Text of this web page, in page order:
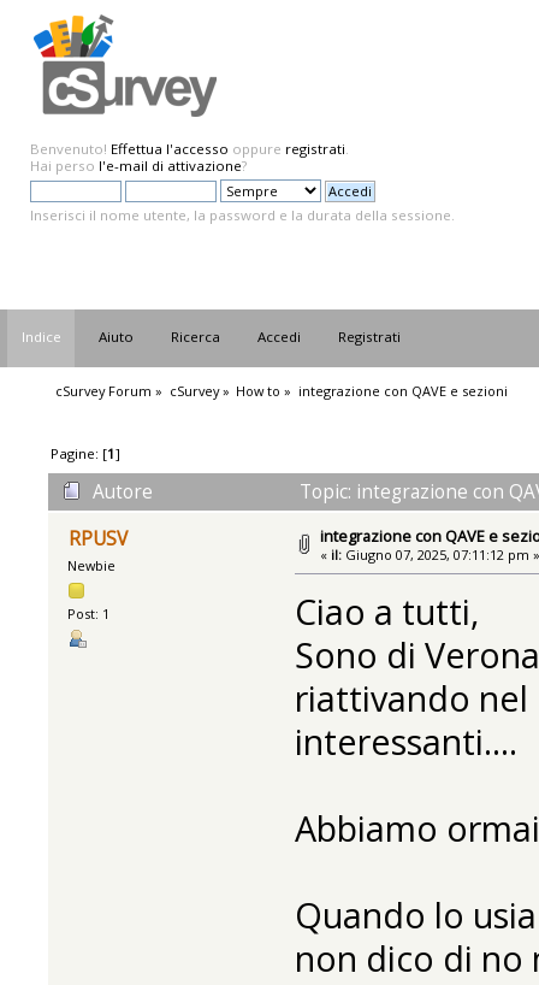
Benvenuto! Effettua l'accesso oppure registrati.
Hai perso l'e-mail di attivazione?
Inserisci il nome utente, la password e la durata della sessione.
Indice Aiuto Ricerca Accedi Registrati
cSurvey Forum » cSurvey» How to » integrazione con QAVE e sezioni
Pagine: [1]
Autore
Topic: integrazione con
RPUSV
Newbie
Post: 1
integrazione con QAVE e
« il: Giugno 07, 2025, 07:11:12 pm
Ciao a tutti,
Sono di
riattivando nel
interessanti....
Abbiamo
Quando lo
non dico di no